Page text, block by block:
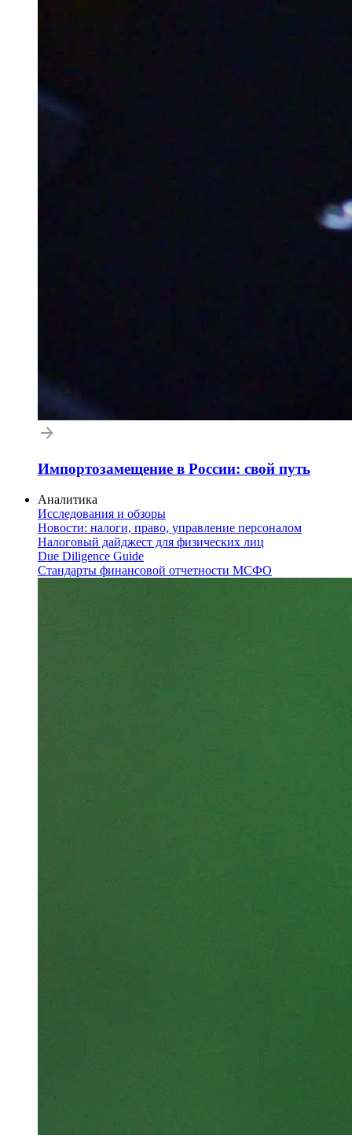
Импортозамещение в России: свой путь
Аналитика
Исследования и обзоры
Новости: налоги, право, управление персоналом
Налоговый дайджест для физических лиц
Due Diligence Guide
Стандарты финансовой отчетности МСФО